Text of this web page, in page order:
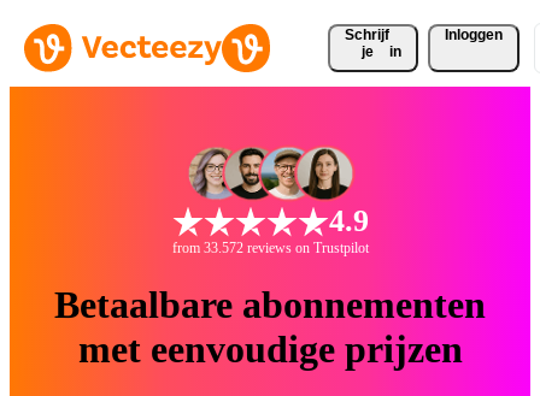
Schrijf
je
in
Inloggen
4.9
from 33.572 reviews on Trustpilot
Betaalbare abonnementen
met eenvoudige prijzen